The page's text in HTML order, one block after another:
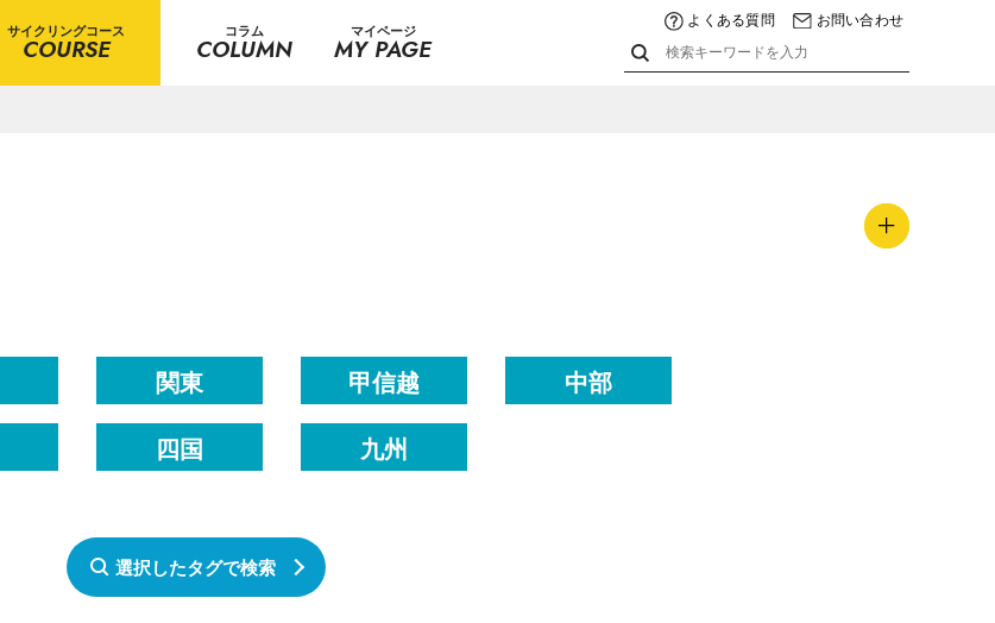
サイクリングコース
COURSE
コラム
COLUMN
マイページ
MY PAGE
よくある質問 お問い合わせ
関東 甲信越 中部
四国 九州
選択したタグで検索